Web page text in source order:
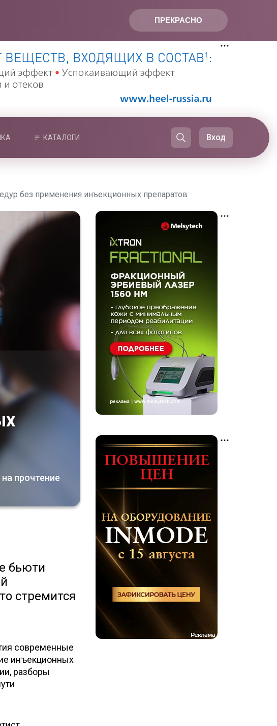
ПРЕКРАСНО
КАТАЛОГИ Вход
без применения инъекционных препаратов
прочтение
бьюти
стремится
современные
инъекционных
разборы